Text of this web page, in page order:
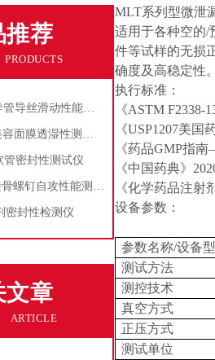
推荐
PRODUCTS
PMT-CSP02导管导丝滑动性能测试仪
WVTR-RC6美容面膜透湿性测试仪
管密封性测试仪
PBSC-RP30接骨螺钉自攻性能测试‌仪
密封性检测仪
文章
ARTICLE
MLT系列型微泄
适用于各种空的/
件等试样的无损
确度及高稳定性
执行标准：
《ASTM
《USP1207美国
《药品GMP指
《中国药典》
《化学药品注射
设备参数：
参数名称/设备
测试方法
测控技术
真空方式
正压方式
测试单位